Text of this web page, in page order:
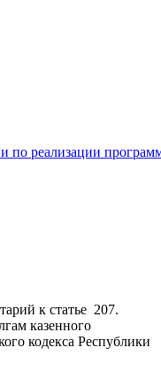
реализации
к статье 207.
казенного
кодекса Республики